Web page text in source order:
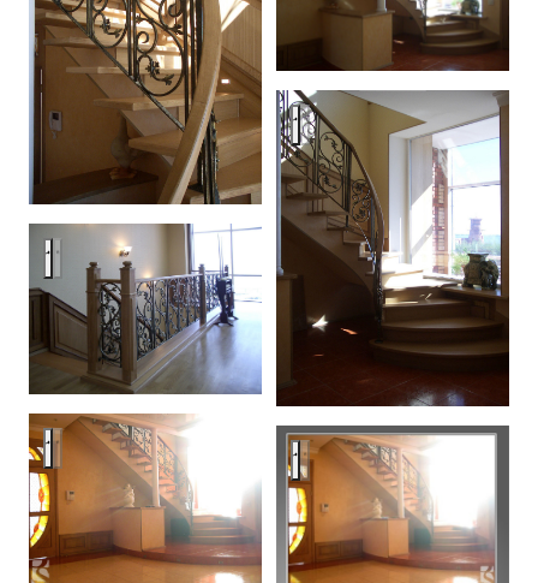
classic stair
classic stair
classic stair
classic stair with forged floral